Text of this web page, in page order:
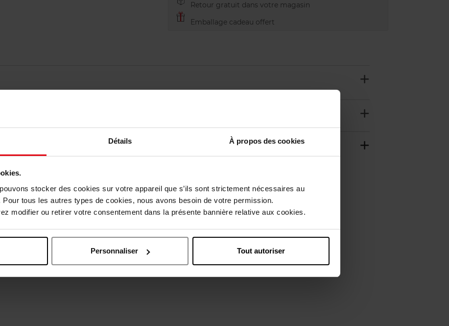
Détails À propos des cookies
stocker des cookies sur votre appareil que s’ils sont strictement nécessaires au
tous les autres types de cookies, nous avons besoin de votre permission.
modifier ou retirer votre consentement dans la présente bannière relative aux cookies.
Personnaliser Tout autoriser
Retour gratuit dans votre magasin
Emballage cadeau offert
avis des clients
Vous aimerez peut-être